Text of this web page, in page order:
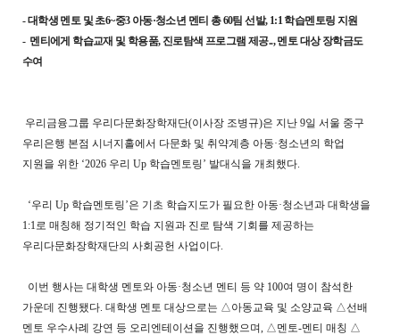
-대학생 멘토 및 초6~중3 아동·청소년 멘티 총 60팀 선발, 1:1 학습멘토링 지원
- 멘티에게 학습교재 및 학용품, 진로탐색 프로그램 제공.., 멘토 대상 장학금도
수여
우리금융그룹 우리다문화장학재단(이사장 조병규)은 지난 9일 서울 중구
우리은행 본점 시너지홀에서 다문화 및 취약계층 아동·청소년의 학업
지원을 위한 ‘2026 우리 Up 학습멘토링’ 발대식을 개최했다.
‘우리 Up 학습멘토링’은 기초 학습지도가 필요한 아동·청소년과 대학생을
1:1로 매칭해 정기적인 학습 지원과 진로 탐색 기회를 제공하는
우리다문화장학재단의 사회공헌 사업이다.
이번 행사는 대학생 멘토와 아동·청소년 멘티 등 약 100여 명이 참석한
가운데 진행됐다. 대학생 멘토 대상으로는 △아동교육 및 소양교육 △선배
멘토 우수사례 강연 등 오리엔테이션을 진행했으며, △멘토-멘티 매칭 △